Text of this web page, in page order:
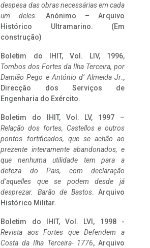
despesa das obras necessárias em cada
um deles. Anónimo – Arquivo
Histórico Ultramarino. (Em
construção)
Boletim do IHIT, Vol. LIV, 1996,
Tombos dos Fortes da Ilha Terceira, por
Damião Pego e António d’ Almeida Jr.,
Direcção dos Serviços de
Engenharia do Exército.
Boletim do IHIT, Vol. LV, 1997 –
Relação dos fortes, Castellos e outros
pontos fortificados, que se achão ao
prezente inteiramente abandonados, e
que nenhuma utilidade tem para a
defeza do Pais, com declaração
d’aquelles que se podem desde já
desprezar. Barão de Bastos. Arquivo
Histórico Militar.
Boletim do IHIT, Vol. LVI, 1998 -
Revista aos Fortes que Defendem a
Costa da Ilha Terceira- 1776, Arquivo